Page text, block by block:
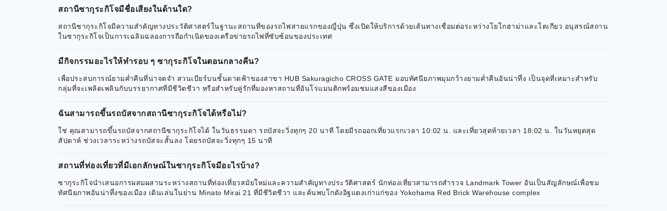
สถานีซากุระกิโจมีชื่อเสียงในด้านใด?
สถานีซากุระกิโจมีความสำคัญทางประวัติศาสตร์ในฐานะสถานที่ของรถไฟสายแรกของญี่ปุ่น ซึ่งเปิดให้บริการด้วยเส้นทางเชื่อมต่อระหว่างโยโกฮาม่าและโตเกียว อนุสรณ์สถาน
ในซากุระกิโจเป็นการเฉลิมฉลองการถือกำเนิดของเครือข่ายรถไฟที่ซับซ้อนของประเทศ
มีกิจกรรมอะไรให้ทำรอบ ๆ ซากุระกิโจในตอนกลางคืน?
เพื่อประสบการณ์ยามค่ำคืนที่น่าจดจำ สวนเบียร์บนชั้นดาดฟ้าของสาขา HUB Sakuragicho CROSS GATE มอบทัศนียภาพมุมกว้างยามค่ำคืนอันน่าทึ่ง เป็นจุดที่เหมาะสำหรับ
กลุ่มที่จะเพลิดเพลินกับบรรยากาศที่มีชีวิตชีวา หรือสำหรับคู่รักที่มองหาสถานที่อันโรแมนติกพร้อมชมแสงสีของเมือง
ฉันสามารถขึ้นรถบัสจากสถานีซากุระกิโจได้หรือไม่?
ใช่ คุณสามารถขึ้นรถบัสจากสถานีซากุระกิโจได้ ในวันธรรมดา รถบัสจะวิ่งทุกๆ 20 นาที โดยมีรถออกเที่ยวแรกเวลา 10:02 น. และเที่ยวสุดท้ายเวลา 18:02 น. ในวันหยุดสุด
สัปดาห์ ช่วงเวลาระหว่างรถบัสจะสั้นลง โดยรถบัสจะวิ่งทุกๆ 15 นาที
สถานที่ท่องเที่ยวที่มีเอกลักษณ์ในซากุระกิโจมีอะไรบ้าง?
ซากุระกิโจนำเสนอการผสมผสานระหว่างสถานที่ท่องเที่ยวสมัยใหม่และความสำคัญทางประวัติศาสตร์ นักท่องเที่ยวสามารถสำรวจ Landmark Tower อันเป็นสัญลักษณ์เพื่อชม
ทัศนียภาพอันน่าทึ่งของเมือง เดินเล่นในย่าน Minato Mirai 21 ที่มีชีวิตชีวา และค้นพบโกดังอิฐแดงเก่าแก่ของ Yokohama Red Brick Warehouse complex